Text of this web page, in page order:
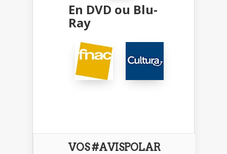
En DVD ou Blu-
Ray
VOS #AVISPOLAR